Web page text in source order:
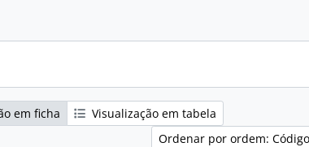
em ficha
Visualização em tabela
Ordenar por ordem: